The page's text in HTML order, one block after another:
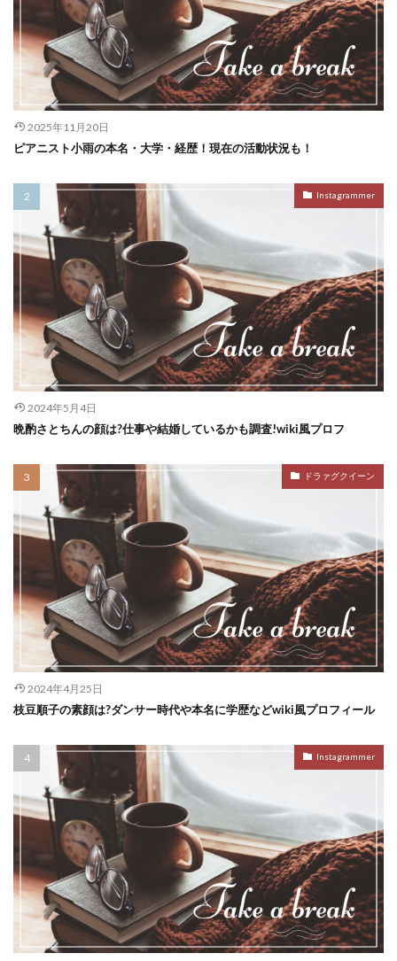
2025年11月20日
ピアニスト小雨の本名・大学・経歴！現在の活動状況も！
Instagrammer
2024年5月4日
晩酌さとちんの顔は?仕事や結婚しているかも調査!wiki風プロフ
ドラァグクイーン
2024年4月25日
枝豆順子の素顔は?ダンサー時代や本名に学歴などwiki風プロフィール
Instagrammer